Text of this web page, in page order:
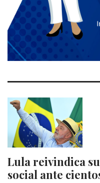
Lula reivindica
social ante